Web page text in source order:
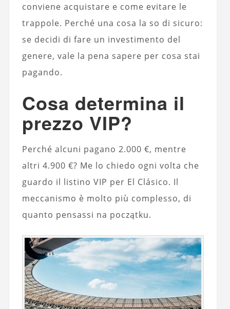
conviene acquistare e come evitare le
trappole. Perché una cosa la so di sicuro:
se decidi di fare un investimento del
genere, vale la pena sapere per cosa stai
pagando.
Cosa determina il
prezzo VIP?
Perché alcuni pagano 2.000 €, mentre
altri 4.900 €? Me lo chiedo ogni volta che
guardo il listino VIP per El Clásico. Il
meccanismo è molto più complesso, di
quanto pensassi na początku.